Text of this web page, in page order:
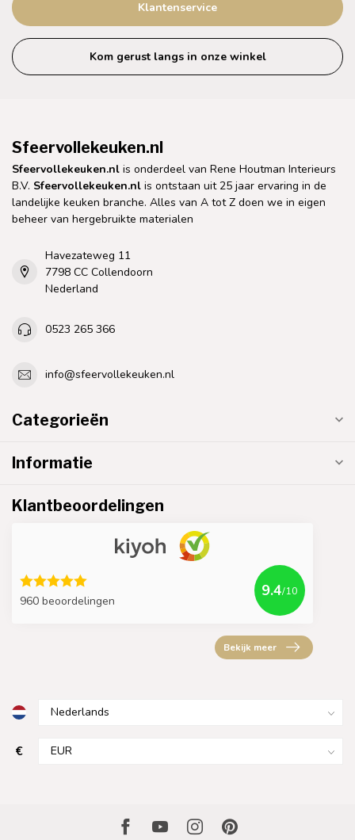
Klantenservice
Kom gerust langs in onze winkel
Sfeervollekeuken.nl
Sfeervollekeuken.nl is onderdeel van Rene Houtman Interieurs
B.V. Sfeervollekeuken.nl is ontstaan uit 25 jaar ervaring in de
landelijke keuken branche. Alles van A tot Z doen we in eigen
beheer van hergebruikte materialen
Havezateweg 11
7798 CC Collendoorn
Nederland
0523 265 366
info@sfeervollekeuken.nl
Categorieën
Informatie
Klantbeoordelingen
960 beoordelingen
9.4/10
Bekijk meer
€